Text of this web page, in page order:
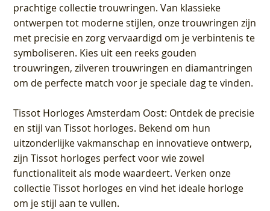
prachtige collectie trouwringen. Van klassieke
ontwerpen tot moderne stijlen, onze trouwringen zijn
met precisie en zorg vervaardigd om je verbintenis te
symboliseren. Kies uit een reeks gouden
trouwringen, zilveren trouwringen en diamantringen
om de perfecte match voor je speciale dag te vinden.
Tissot Horloges Amsterdam Oost: Ontdek de precisie
en stijl van Tissot horloges. Bekend om hun
uitzonderlijke vakmanschap en innovatieve ontwerp,
zijn Tissot horloges perfect voor wie zowel
functionaliteit als mode waardeert. Verken onze
collectie Tissot horloges en vind het ideale horloge
om je stijl aan te vullen.